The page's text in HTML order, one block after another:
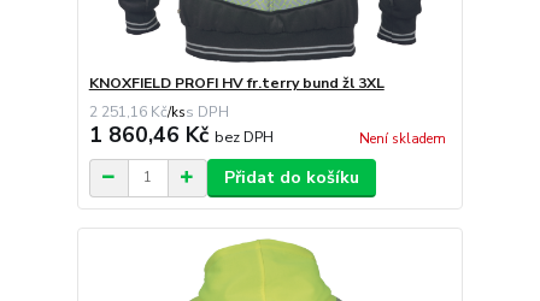
KNOXFIELD PROFI HV fr.terry bund žl 3XL
2 251,16 Kč/ks
1 860,46 Kč bez DPH Není skladem
Přidat do košíku